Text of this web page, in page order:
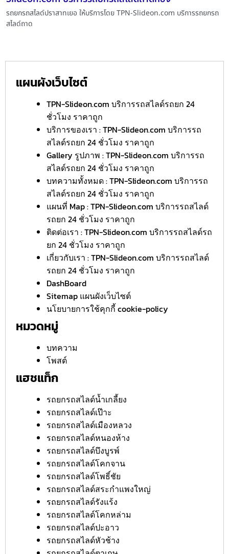
รถยกรถสไลด์ปราสาทเยอ ให้บริการโดย TPN-Slideon.com บริการรถยกรถ
สไลด์ถาด
แผนผังเว็บไซต์
TPN-Slideon.com บริการรถสไลด์รถยก 24
ชั่วโมง ราคาถูก
บริการของเรา : TPN-Slideon.com บริการรถ
สไลด์รถยก 24 ชั่วโมง ราคาถูก
Gallery รูปภาพ : TPN-Slideon.com บริการรถ
สไลด์รถยก 24 ชั่วโมง ราคาถูก
บทความทั้งหมด : TPN-Slideon.com บริการรถ
สไลด์รถยก 24 ชั่วโมง ราคาถูก
แผนที่ Map : TPN-Slideon.com บริการรถสไลด์
รถยก 24 ชั่วโมง ราคาถูก
ติดต่อเรา : TPN-Slideon.com บริการรถสไลด์รถ
ยก 24 ชั่วโมง ราคาถูก
เกี่ยวกับเรา : TPN-Slideon.com บริการรถสไลด์
รถยก 24 ชั่วโมง ราคาถูก
DashBoard
Sitemap แผนผังเว็บไซต์
นโยบายการใช้คุกกี้ cookie-policy
หมวดหมู่
บทความ
โพสต์
แฮชแท็ก
รถยกรถสไลด์น้ำเกลี้ยง
รถยกรถสไลด์เป๊าะ
รถยกรถสไลด์เมืองหลวง
รถยกรถสไลด์หนองห้าง
รถยกรถสไลด์บึงบูรพ์
รถยกรถสไลด์โคกจาน
รถยกรถสไลด์โพธิ์ชัย
รถยกรถสไลด์สระกำแพงใหญ่
รถยกรถสไลด์รังแร้ง
รถยกรถสไลด์โคกหล่าม
รถยกรถสไลด์ปะอาว
รถยกรถสไลด์หัวช้าง